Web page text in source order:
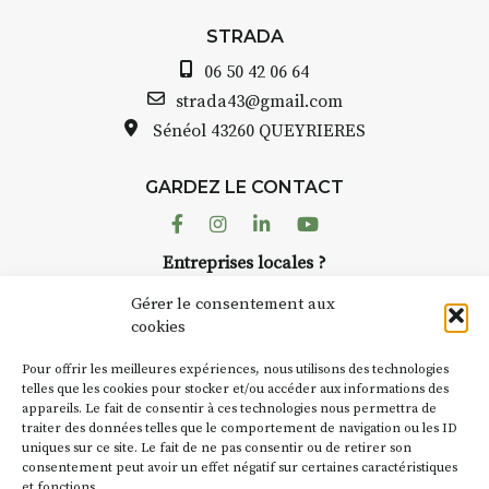
Gérer le consentement aux
cookies
Pour offrir les meilleures expériences, nous utilisons des technologies
telles que les cookies pour stocker et/ou accéder aux informations des
appareils. Le fait de consentir à ces technologies nous permettra de
traiter des données telles que le comportement de navigation ou les ID
uniques sur ce site. Le fait de ne pas consentir ou de retirer son
consentement peut avoir un effet négatif sur certaines caractéristiques
avez ouvert une galerie à
Auzon…
Bernard TURLE Le Fumoir n’est
pas une galerie permanente.
AuzonToujours organise
dans le village. Des artistes et
caves, les granges d’Auzon. Le
Fumoir est l’un de ces espaces
d’autres activités culturelles de
la Petite Cité de Caractère. Par
exemple, l’installationCochon
Charbons’inscrit comme en
« off » du festival d’Auzon 2026
STRADA
06 50 42 06 64
strada43@gmail.com
Sénéol 43260 QUEYRIERES
GARDEZ LE CONTACT
FacebookInstagram
LinkedinYoutube
Entreprises locales ?
Suivez toute l'actu de Strada